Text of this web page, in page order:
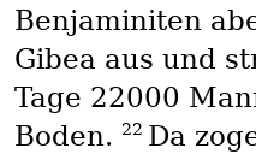
Benjaminiten
Gibea aus und
Tage 22000
Boden. 22 Da